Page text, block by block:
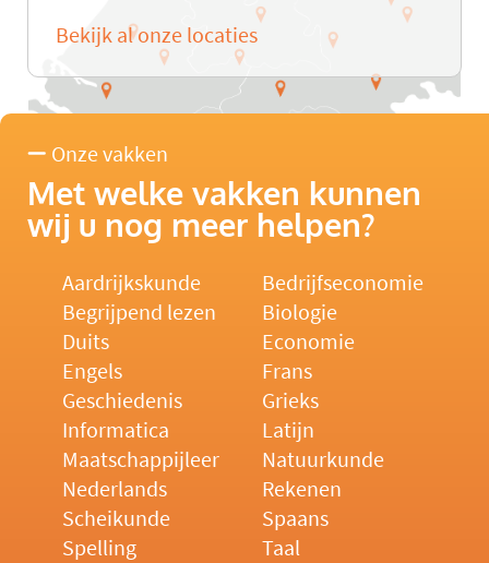
Bekijk al onze locaties
Onze vakken
Met welke vakken kunnen
wij u nog meer helpen?
Aardrijkskunde
Bedrijfseconomie
Begrijpend lezen
Biologie
Duits
Economie
Engels
Frans
Geschiedenis
Grieks
Informatica
Latijn
Maatschappijleer
Natuurkunde
Nederlands
Rekenen
Scheikunde
Spaans
Spelling
Taal